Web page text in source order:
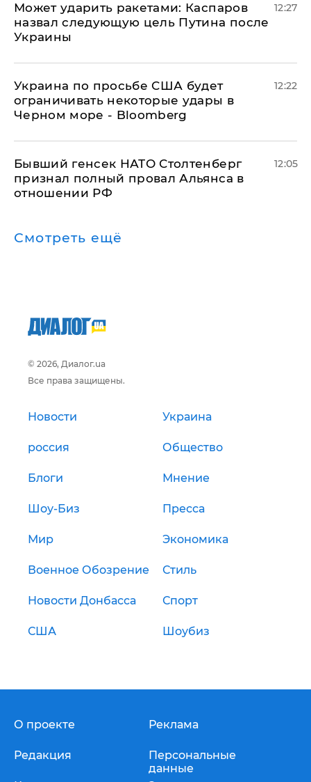
Может ударить ракетами: Каспаров
назвал следующую цель Путина после
Украины
12:27
Украина по просьбе США будет
ограничивать некоторые удары в
Черном море - Bloomberg
12:22
Бывший генсек НАТО Столтенберг
признал полный провал Альянса в
отношении РФ
12:05
Смотреть ещё
© 2026, Диалог.ua
Все права защищены.
Новости Украина
россия Общество
Блоги Мнение
Шоу-Биз Пресса
Мир Экономика
Военное Обозрение Стиль
Новости Донбасса Спорт
США Шоубиз
О проекте
Редакция
Реклама
Персональные
данные